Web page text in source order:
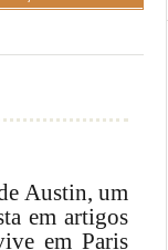
Austin, um
em artigos
em Paris